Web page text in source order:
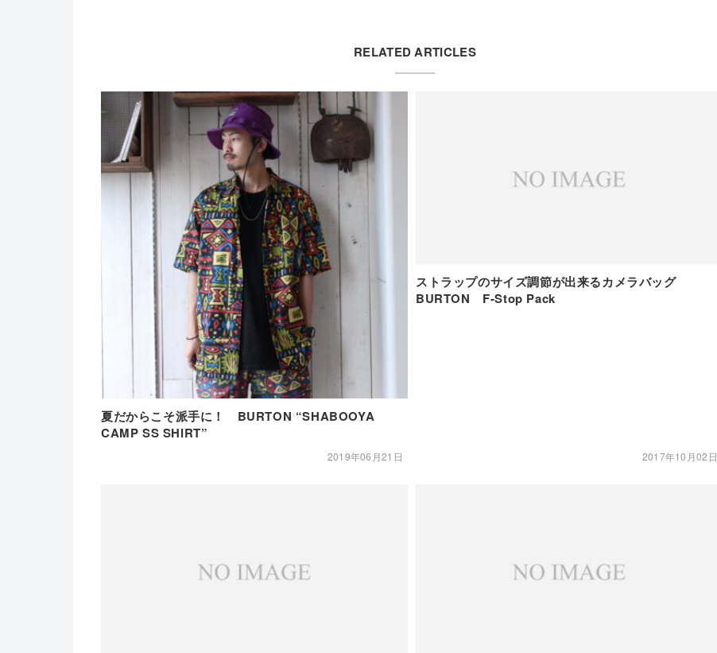
RELATED ARTICLES
夏だからこそ派手に！ BURTON “SHABOOYA
CAMP SS SHIRT”
2019年06月21日
ストラップのサイズ調節が出来るカメラバッグ
BURTON F-Stop Pack
2017年10月02日